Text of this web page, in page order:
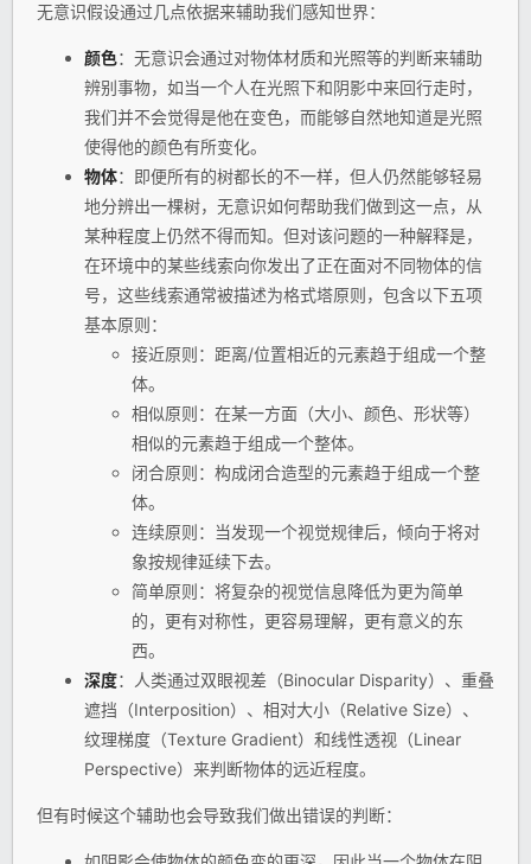
无意识假设通过几点依据来辅助我们感知世界：
颜色：无意识会通过对物体材质和光照等的判断来辅助
辨别事物，如当一个人在光照下和阴影中来回行走时，
我们并不会觉得是他在变色，而能够自然地知道是光照
使得他的颜色有所变化。
物体：即便所有的树都长的不一样，但人仍然能够轻易
地分辨出一棵树，无意识如何帮助我们做到这一点，从
某种程度上仍然不得而知。但对该问题的一种解释是，
在环境中的某些线索向你发出了正在面对不同物体的信
号，这些线索通常被描述为格式塔原则，包含以下五项
基本原则：
接近原则：距离/位置相近的元素趋于组成一个整
体。
相似原则：在某一方面（大小、颜色、形状等）
相似的元素趋于组成一个整体。
闭合原则：构成闭合造型的元素趋于组成一个整
体。
连续原则：当发现一个视觉规律后，倾向于将对
象按规律延续下去。
简单原则：将复杂的视觉信息降低为更为简单
的，更有对称性，更容易理解，更有意义的东
西。
深度：人类通过双眼视差（Binocular Disparity）、重叠
遮挡（Interposition）、相对大小（Relative Size）、
纹理梯度（Texture Gradient）和线性透视（Linear
Perspective）来判断物体的远近程度。
但有时候这个辅助也会导致我们做出错误的判断：